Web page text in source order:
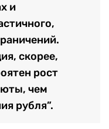
и
скорее,
рост
чем
рубля”.